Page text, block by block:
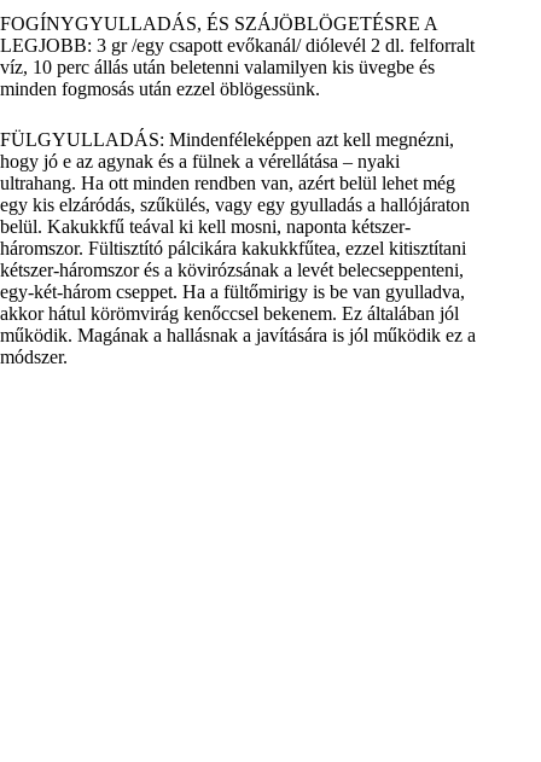
FOGÍNYGYULLADÁS, ÉS SZÁJÖBLÖGETÉSRE A
LEGJOBB: 3 gr /egy csapott evőkanál/ diólevél 2 dl. felforralt
víz, 10 perc állás után beletenni valamilyen kis üvegbe és
minden fogmosás után ezzel öblögessünk.
FÜLGYULLADÁS: Mindenféleképpen azt kell megnézni,
hogy jó e az agynak és a fülnek a vérellátása – nyaki
ultrahang. Ha ott minden rendben van, azért belül lehet még
egy kis elzáródás, szűkülés, vagy egy gyulladás a hallójáraton
belül. Kakukkfű teával ki kell mosni, naponta kétszer-
háromszor. Fültisztító pálcikára kakukkfűtea, ezzel kitisztítani
kétszer-háromszor és a kövirózsának a levét belecseppenteni,
egy-két-három cseppet. Ha a fültőmirigy is be van gyulladva,
akkor hátul körömvirág kenőccsel bekenem. Ez általában jól
működik. Magának a hallásnak a javítására is jól működik ez a
módszer.